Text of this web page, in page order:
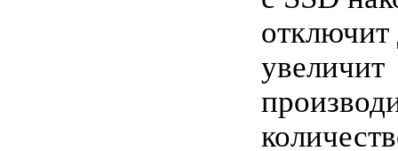
отключит
увеличит